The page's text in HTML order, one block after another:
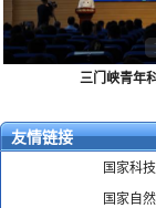
三门峡青年
友情链接
国家科
国家自